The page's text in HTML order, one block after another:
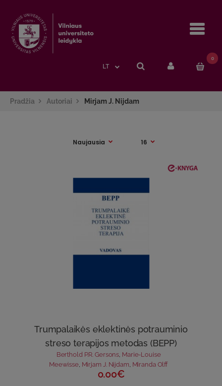
LT
0
Pradžia Autoriai Mirjam J. Nijdam
Trumpalaikės eklektinės potrauminio
streso terapijos metodas (BEPP)
Berthold P.R. Gersons, Marie-Louise
Meewisse Mirjam J. Nijdam Miranda Olff
0.00€